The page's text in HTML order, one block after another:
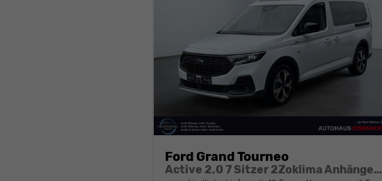
Ford Grand Tourneo
Active 2,0 7 Sitzer 2Zoklima Anhängerkupplung Panoramadach AGR Sitze Sitzheizung Einparkhilfe Kamera 17 Zoll Leichtmetall ACC